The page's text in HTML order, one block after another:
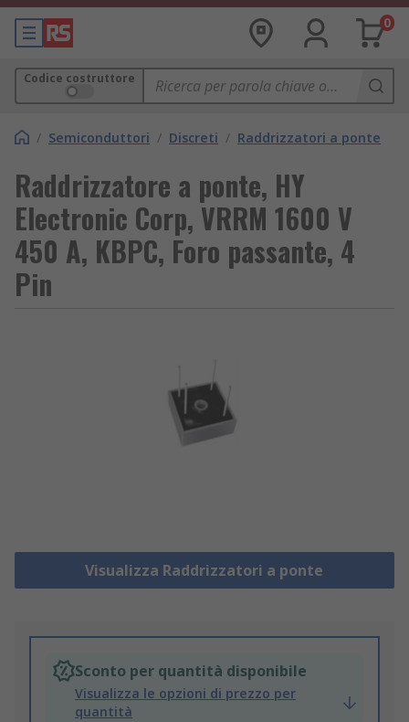
0
Codice costruttore
/ Semiconduttori / Discreti / Raddrizzatori a ponte
Raddrizzatore a ponte, HY
Electronic Corp, VRRM 1600 V
450 A, KBPC, Foro passante, 4
Pin
Visualizza Raddrizzatori a ponte
Sconto per quantità disponibile
Visualizza le opzioni di prezzo per
quantità